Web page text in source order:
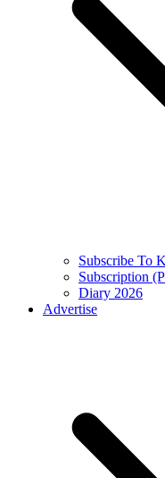
Subscribe To
Subscription
Diary 2026
Advertise